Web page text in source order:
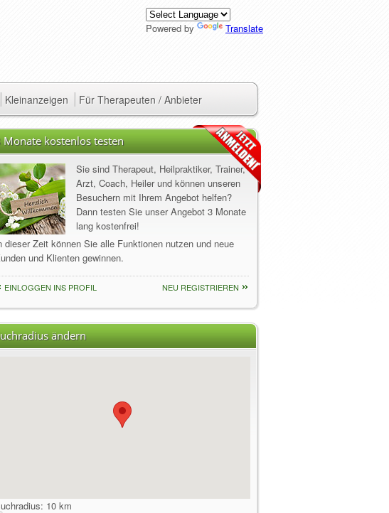
Powered by Translate
Kleinanzeigen Für Therapeuten / Anbieter
Monate kostenlos testen
Sie sind Therapeut, Heilpraktiker, Trainer,
Arzt, Coach, Heiler und können unseren
Besuchern mit Ihrem Angebot helfen?
Dann testen Sie unser Angebot 3 Monate
lang kostenfrei!
dieser Zeit können Sie alle Funktionen nutzen und neue
und Klienten gewinnen.
EINLOGGEN INS PROFIL NEU REGISTRIEREN
ändern
10 km